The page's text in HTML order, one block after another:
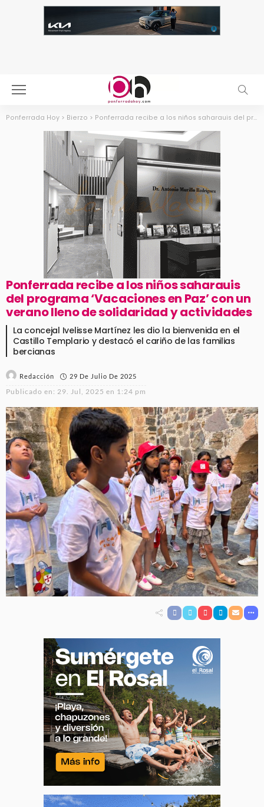
Ponferrada Hoy > Bierzo > Ponferrada recibe a los niños saharauis del programa ‘Vacaciones en Paz’ con un verano lleno de solidaridad y actividades
Ponferrada recibe a los niños saharauis
del programa ‘Vacaciones en Paz’ con un
verano lleno de solidaridad y actividades
La concejal Ivelisse Martínez les dio la bienvenida en el
Castillo Templario y destacó el cariño de las familias
bercianas
Redacción 29 De Julio De 2025
Publicado en: 29. Jul, 2025 en 1:24 pm